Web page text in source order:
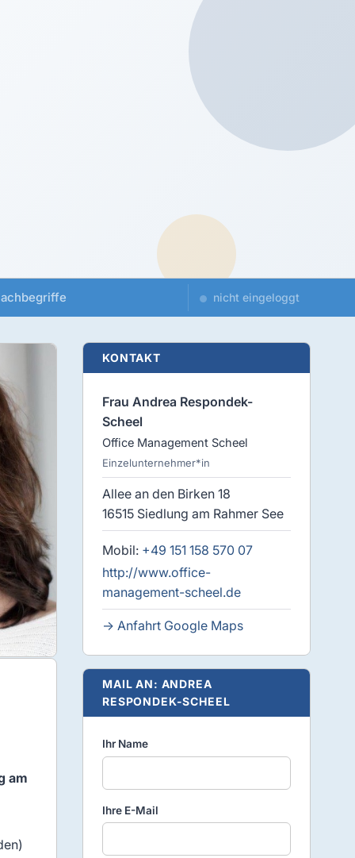
nicht eingeloggt
am
KONTAKT
Frau Andrea Respondek-
Scheel
Office Management Scheel
Einzelunternehmer*in
Allee an den Birken 18
16515 Siedlung am Rahmer See
Mobil: +49 151 158 570 07
http://www.office-
management-scheel.de
→ Anfahrt Google Maps
MAIL AN: ANDREA
RESPONDEK-SCHEEL
Ihr Name
Ihre E-Mail